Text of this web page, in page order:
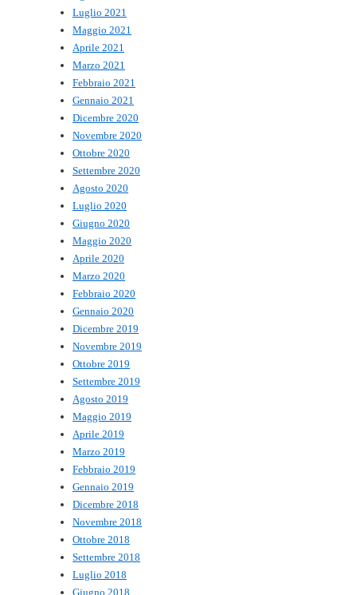
Luglio 2021
Maggio 2021
Aprile 2021
Marzo 2021
Febbraio 2021
Gennaio 2021
Dicembre 2020
Novembre 2020
Ottobre 2020
Settembre 2020
Agosto 2020
Luglio 2020
Giugno 2020
Maggio 2020
Aprile 2020
Marzo 2020
Febbraio 2020
Gennaio 2020
Dicembre 2019
Novembre 2019
Ottobre 2019
Settembre 2019
Agosto 2019
Maggio 2019
Aprile 2019
Marzo 2019
Febbraio 2019
Gennaio 2019
Dicembre 2018
Novembre 2018
Ottobre 2018
Settembre 2018
Luglio 2018
Giugno 2018